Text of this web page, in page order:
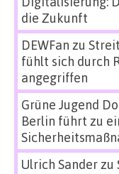
die Zukunft
DEWFan zu
fühlt sich durch
angegriffen
Grüne Jugend
Berlin führt zu
Ulrich Sanderzu